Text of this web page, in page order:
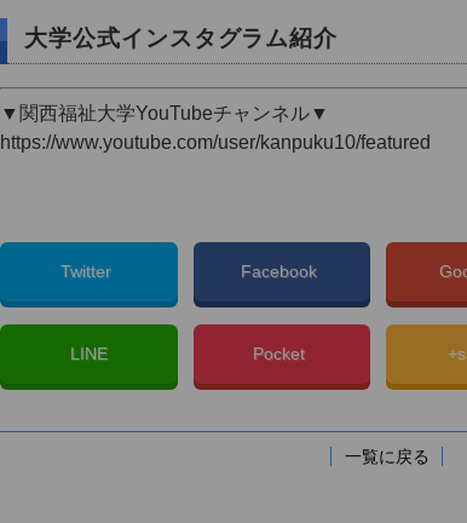
大学公式インスタグラム紹介
▼関西福祉大学YouTubeチャンネル▼
https://www.youtube.com/user/kanpuku10/featured
Twitter Facebook
LINE Pocket
一覧に戻る